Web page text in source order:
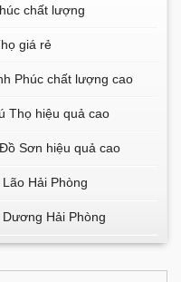
chất lượng
giá rẻ
Phúc chất lượng cao
Thọ hiệu quả cao
Sơn hiệu quả cao
Hải Phòng
Hải Phòng